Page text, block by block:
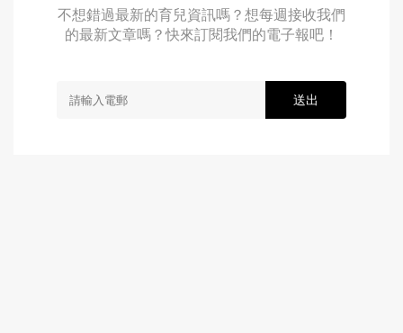
不想錯過最新的育兒資訊嗎？想每週接收我們
的最新文章嗎？快來訂閱我們的電子報吧！
送出